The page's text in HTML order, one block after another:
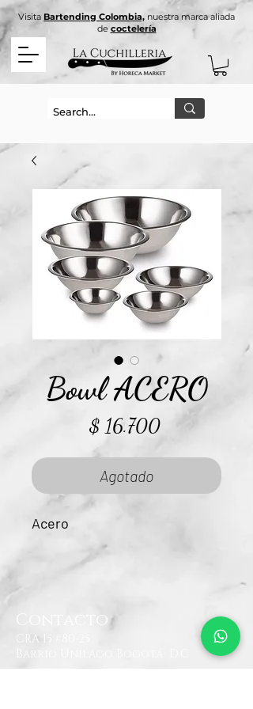
Visita Bartending Colombia, nuestra marca aliada
de coctelería
Bowl ACERO
$ 16.700Precio
Agotado
Acero
Contacto
CRA 15 #80-25
+57 322 4248048